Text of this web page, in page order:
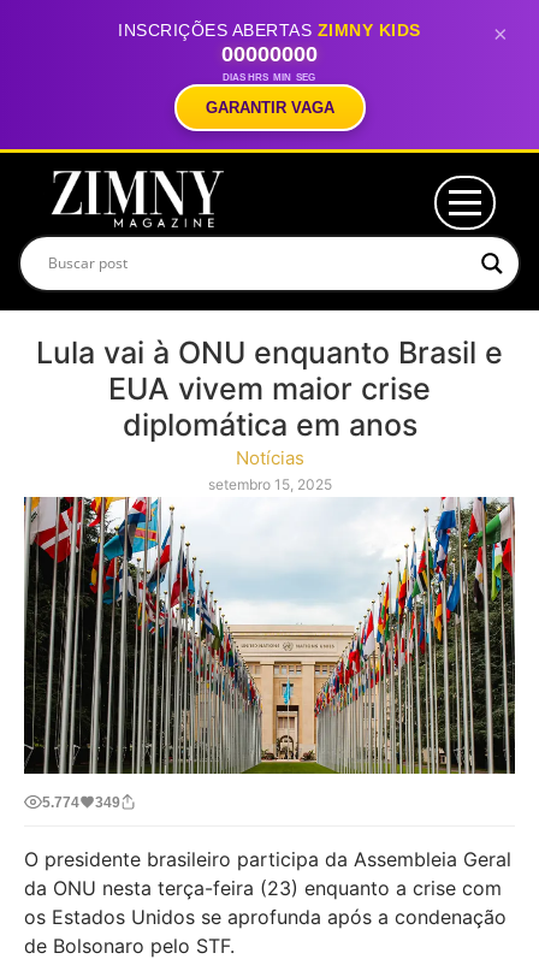
INSCRIÇÕES ABERTAS ZIMNY KIDS
00
DIAS
00
HRS
00
MIN
00
SEG
GARANTIR VAGA
×
Lula vai à ONU enquanto Brasil e
EUA vivem maior crise
diplomática em anos
Notícias
setembro 15, 2025
5.774 349
O presidente brasileiro participa da Assembleia Geral
da ONU nesta terça-feira (23) enquanto a crise com
os Estados Unidos se aprofunda após a condenação
de Bolsonaro pelo STF.